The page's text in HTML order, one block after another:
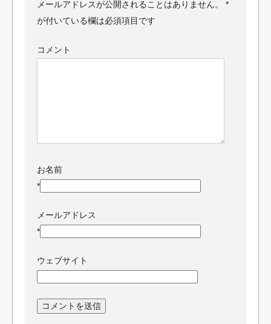
メールアドレスが公開されることはありません。
*
が付いている欄は必須項目です
コメント
お名前
*
メールアドレス
*
ウェブサイト